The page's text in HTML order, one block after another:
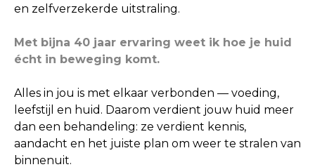
en zelfverzekerde uitstraling.
Met bijna 40 jaar ervaring weet ik hoe je huid
écht in beweging komt.
Alles in jou is met elkaar verbonden — voeding,
leefstijl en huid. Daarom verdient jouw huid meer
dan een behandeling: ze verdient kennis,
aandacht en het juiste plan om weer te stralen van
binnenuit.